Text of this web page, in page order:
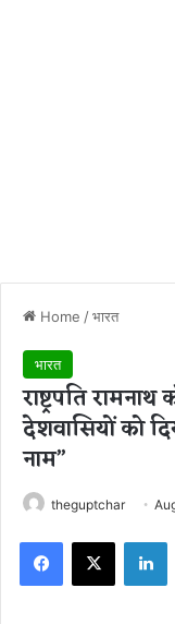
Home /भारत
भारत
राष्ट्रपति
देशवासियों को
नाम”
theguptchar